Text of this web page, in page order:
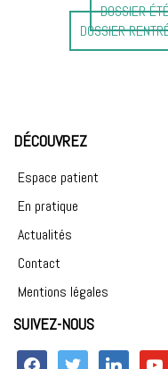
Article
précédent
:
DOSSIER
Article
suivant
DOSSIER
DÉCOUVREZ
Espace patient
En pratique
Actualités
Contact
Mentions légales
SUIVEZ-NOUS
facebook twitter linkedin